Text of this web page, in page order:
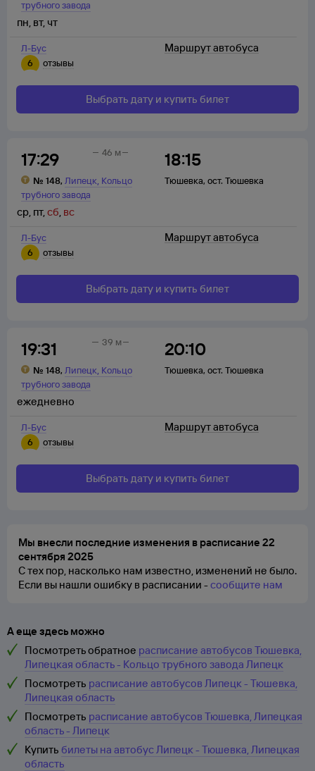
трубного завода
Л-Бус
6
отзывы
пн, вт, чт
Маршрут автобуса
Выбрать дату и купить билет
17:29
№ 148, Липецк, Кольцо
трубного завода
18:15
Тюшевка, ост. Тюшевка
46 м
Л-Бус
6
отзывы
ср, пт,сб, вс
Маршрут автобуса
Выбрать дату и купить билет
19:31
№ 148, Липецк, Кольцо
трубного завода
20:10
Тюшевка, ост. Тюшевка
39 м
Л-Бус
6
отзывы
ежедневно
Маршрут автобуса
Выбрать дату и купить билет
Мы внесли последние изменения в расписание 22
сентября 2025
С тех пор, насколько нам известно, изменений не было.
Если вы нашли ошибку в расписании -сообщите нам
А еще здесь можно
Посмотреть обратное расписание автобусов Тюшевка,
Липецкая область - Кольцо трубного завода Липецк
Посмотреть расписание автобусов Липецк - Тюшевка,
Липецкая область
Посмотреть расписание автобусов Тюшевка, Липецкая
область - Липецк
Купить билеты на автобус Липецк - Тюшевка, Липецкая
область